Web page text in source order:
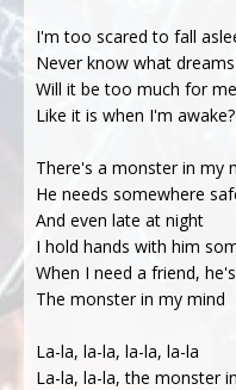
I'm too scared to fall
Never know what
Will it be too much for me
Like it is when I'm awake?
There's a monster in my
He needs somewhere
And even late at night
I hold hands with him
When I need a friend,
The monster in my mind
La-la, la-la, la-la, la-la
La-la, la-la, the monster